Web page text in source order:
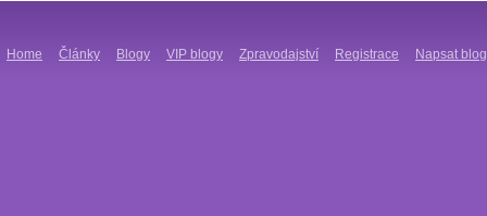
Home Články Blogy VIP blogy Zpravodajství Registrace Napsat blog